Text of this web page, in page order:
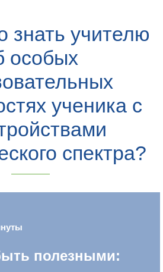
знать учителю
особых
ученика с
спектра?
полезными: